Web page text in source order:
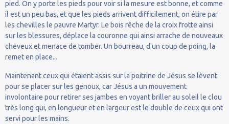
pied. On y porte les pieds pour voir si la mesure est bonne, et comme
il est un peu bas, et que les pieds arrivent difficilement, on étire par
les chevilles le pauvre Martyr. Le bois rêche de la croix frotte ainsi
sur les blessures, déplace la couronne qui ainsi arrache de nouveaux
cheveux et menace de tomber. Un bourreau, d'un coup de poing, la
remet en place...
Maintenant ceux qui étaient assis sur la poitrine de Jésus se lèvent
pour se placer sur les genoux, car Jésus a un mouvement
involontaire pour retirer ses jambes en voyant briller au soleil le clou
très long qui, en longueur et en largeur est le double de ceux qui ont
servi pour les mains.